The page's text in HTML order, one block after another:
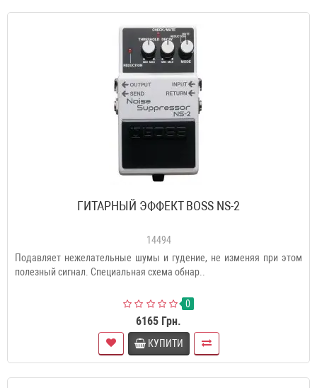
ГИТАРНЫЙ ЭФФЕКТ BOSS NS-2
14494
Подавляет нежелательные шумы и гудение, не изменяя при этом
полезный сигнал. Специальная схема обнар..
0
6165 Грн.
КУПИТИ